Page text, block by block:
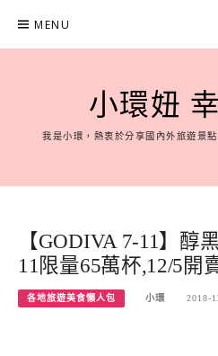
content
MENU
小環妞
我是小環，熱衷於分享國內外旅遊景
【GODIVA 7-11】醇
11限量65萬杯,12/5開
各地旅遊美食懶人包 小環 2018-